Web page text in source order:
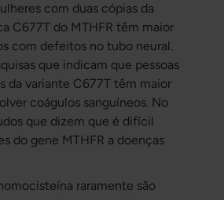
com duas cópias da
C677T do MTHFR têm maior
com defeitos no tubo neural.
que indicam que pessoas
da variante C677T têm maior
coágulos sanguíneos. No
que dizem que é difícil
do gene MTHFR a doenças
raramente são